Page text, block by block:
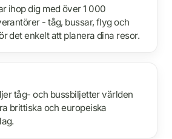
ihop dig med över 1 000
- tåg, bussar, flyg och
det enkelt att planera dina resor.
tåg- och bussbiljetter världen
brittiska och europeiska